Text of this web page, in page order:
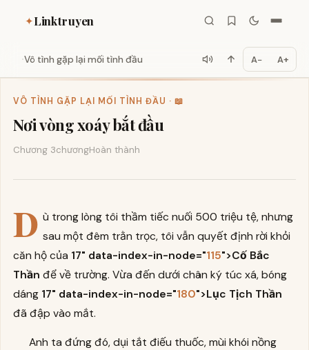
✦Linktruyen
Vô tình gặp lại mối tình đầu A− A+
VÔ TÌNH GẶP LẠI MỐI TÌNH ĐẦU · 📖
Nơi vòng xoáy bắt đầu
Chương 3chươngHoàn thành
D ù trong lòng tôi thầm tiếc nuối 500 triệu tệ, nhưng
sau một đêm trằn trọc, tôi vẫn quyết định rời khỏi
căn hộ của 17" data-index-in-node="115">Cố Bắc
Thần để về trường. Vừa đến dưới chân ký túc xá, bóng
dáng 17" data-index-in-node="180">Lục Tịch Thần
đã đập vào mắt.
Anh ta đứng đó, dụi tắt điếu thuốc, mùi khói nồng